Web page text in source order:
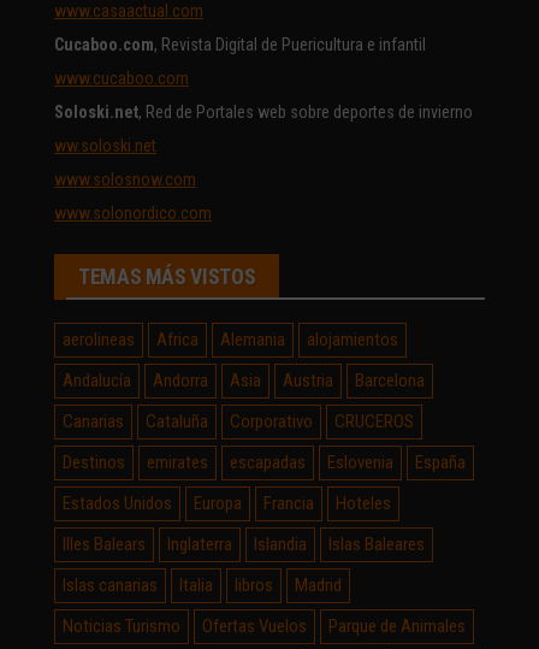
www.casaactual.com
Cucaboo.com, Revista Digital de Puericultura e infantil
www.cucaboo.com
Soloski.net, Red de Portales web sobre deportes de invierno
ww.soloski.net
www.solosnow.com
www.solonordico.com
TEMAS MÁS VISTOS
aerolineas Africa Alemania
alojamientos
Andalucía
Andorra Asia Austria
Barcelona
Canarias
Cataluña Corporativo
CRUCEROS
Destinos
emirates escapadas Eslovenia
España
Estados Unidos
Europa Francia
Hoteles
Illes Balears
Inglaterra Islandia
Islas Baleares
Islas canarias
Italia libros
Madrid
Noticias Turismo
Ofertas Vuelos
Parque de Animales